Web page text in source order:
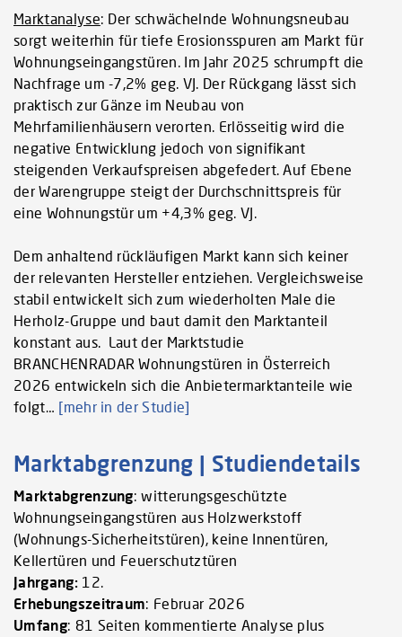
Marktanalyse: Der schwächelnde Wohnungsneubau
sorgt weiterhin für tiefe Erosionsspuren am Markt für
Wohnungseingangstüren. Im Jahr 2025 schrumpft die
Nachfrage um -7,2% geg. VJ. Der Rückgang lässt sich
praktisch zur Gänze im Neubau von
Mehrfamilienhäusern verorten. Erlösseitig wird die
negative Entwicklung jedoch von signifikant
steigenden Verkaufspreisen abgefedert. Auf Ebene
der Warengruppe steigt der Durchschnittspreis für
eine Wohnungstür um +4,3% geg. VJ.
Dem anhaltend rückläufigen Markt kann sich keiner
der relevanten Hersteller entziehen. Vergleichsweise
stabil entwickelt sich zum wiederholten Male die
Herholz-Gruppe und baut damit den Marktanteil
konstant aus. Laut der Marktstudie
BRANCHENRADAR Wohnungstüren in Österreich
2026 entwickeln sich die Anbietermarktanteile wie
folgt… [mehr in der Studie]
Marktabgrenzung | Studiendetails
Marktabgrenzung: witterungsgeschützte
Wohnungseingangstüren aus Holzwerkstoff
(Wohnungs-Sicherheitstüren), keine Innentüren,
Kellertüren und Feuerschutztüren
Jahrgang: 12.
Erhebungszeitraum: Februar 2026
Umfang: 81 Seiten kommentierte Analyse plus